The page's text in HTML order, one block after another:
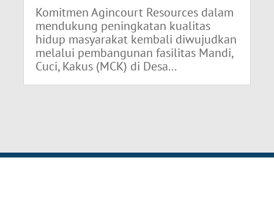
Komitmen Agincourt Resources dalam
mendukung peningkatan kualitas
hidup masyarakat kembali diwujudkan
melalui pembangunan fasilitas Mandi,
Cuci, Kakus (MCK) di Desa...